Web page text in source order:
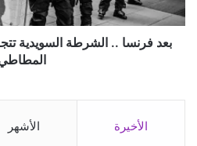
نفسها
بالرصاص
المطاطي
بعد فرنسا .. الشرطة السويدية
الأخيرة الأشهر